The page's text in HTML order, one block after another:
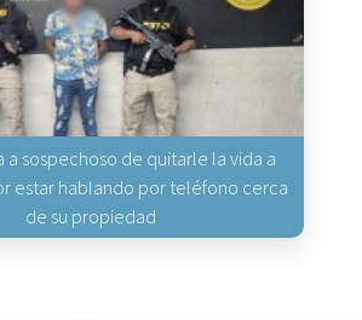
a sospechoso de quitarle la vida a
estar hablando por teléfono cerca
de su propiedad